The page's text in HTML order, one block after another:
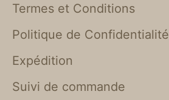
Termes et Conditions
Politique de Confidentialité
Expédition
Suivi de commande